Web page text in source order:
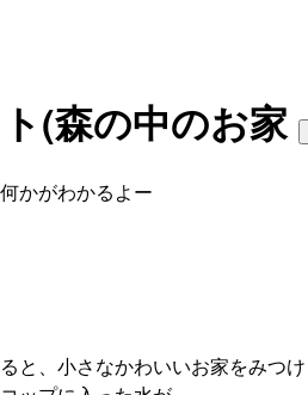
(森の中のお家
かがわかるよー
と、小さなかわいいお家をみつ